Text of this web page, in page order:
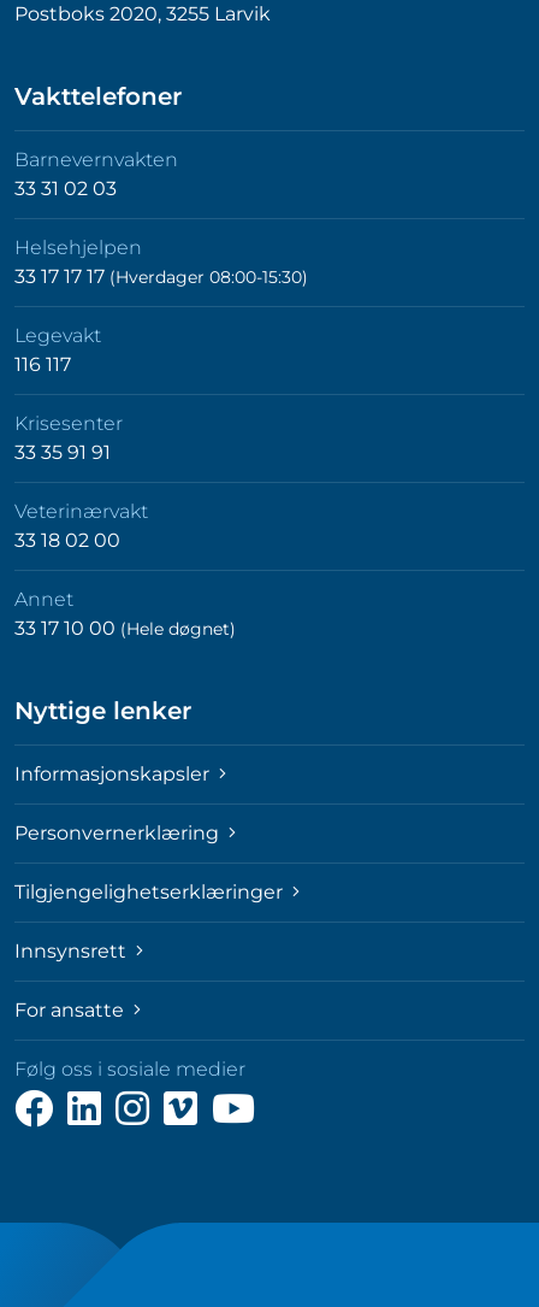
Postboks 2020, 3255 Larvik
Vakttelefoner
Barnevernvakten
33 31 02 03
Helsehjelpen
33 17 17 17 (Hverdager 08:00-15:30)
Legevakt
116 117
Krisesenter
33 35 91 91
Veterinærvakt
33 18 02 00
Annet
33 17 10 00 (Hele døgnet)
Nyttige lenker
Informasjonskapsler
Personvernerklæring
Tilgjengelighetserklæringer
Innsynsrett
For ansatte
Følg oss i sosiale medier
Følg
oss
Følg
oss
Følg
oss
Følg
oss
Følg
oss